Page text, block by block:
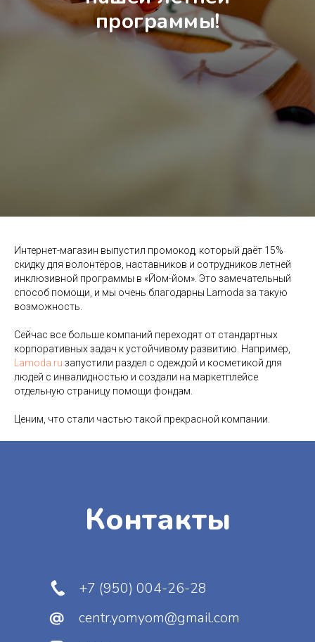
программы!
Интернет-магазин выпустил промокод, который даёт 15%
скидку для волонтёров, наставников и сотрудников летней
инклюзивной программы в «Йом-йом». Это замечательный
способ помощи, и мы очень благодарны Lamoda за такую
возможность.
Сейчас все больше компаний переходят от стандартных
корпоративных задач к устойчивому развитию. Например,
Lamoda.ru запустили раздел с одеждой и косметикой для
людей с инвалидностью и создали на маркетплейсе
отдельную страницу помощи фондам.
Ценим, что стали частью такой прекрасной компании.
Контакты
Остались вопросы?
+7 (950) 004-26-28
190000, г. Санкт-Петербург,
ул. Маяковского, д. 42, литера
centr.yomyom@gmail.com
VK Мессенджер